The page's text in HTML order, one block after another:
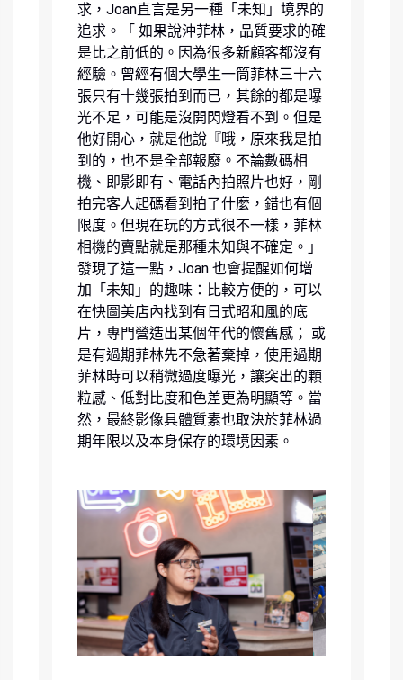
求，Joan直言是另一種「未知」境界的
追求。「 如果說沖菲林，品質要求的確
是比之前低的。因為很多新顧客都沒有
經驗。曾經有個大學生一筒菲林三十六
張只有十幾張拍到而已，其餘的都是曝
光不足，可能是沒開閃燈看不到。但是
他好開心，就是他說『哦，原來我是拍
到的，也不是全部報廢。不論數碼相
機、即影即有、電話內拍照片也好，剛
拍完客人起碼看到拍了什麼，錯也有個
限度。但現在玩的方式很不一樣，菲林
相機的賣點就是那種未知與不確定。」
發現了這一點，Joan 也會提醒如何增
加「未知」的趣味：比較方便的，可以
在快圖美店內找到有日式昭和風的底
片，專門營造出某個年代的懷舊感； 或
是有過期菲林先不急著棄掉，使用過期
菲林時可以稍微過度曝光，讓突出的顆
粒感、低對比度和色差更為明顯等。當
然，最終影像具體質素也取決於菲林過
期年限以及本身保存的環境因素。